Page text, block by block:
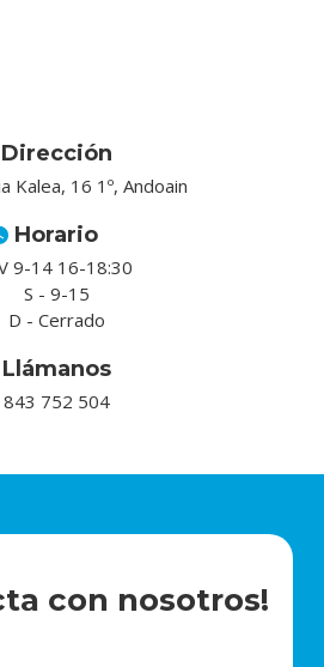
Dirección
Kalea, 16 1º, Andoain
Horario
9-14 16-18:30
S - 9-15
D - Cerrado
Llámanos
843 752 504
con nosotros!